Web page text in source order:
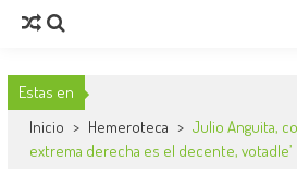
Estas en
Inicio > Hemeroteca > Julio Anguita,
extrema derecha es el decente, votadle’